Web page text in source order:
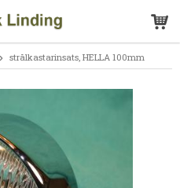
strålkastarinsats, HELLA 100mm